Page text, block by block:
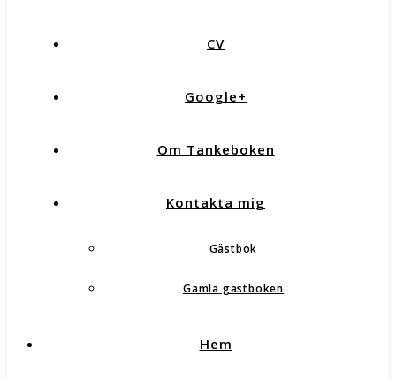
CV
Google+
Om Tankeboken
Kontakta mig
Gästbok
Gamla gästboken
Hem